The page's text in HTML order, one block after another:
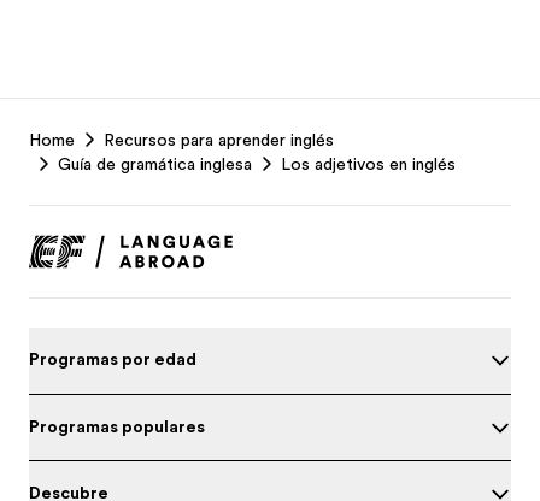
Footer
Home
Recursos para aprender inglés
Guía de gramática inglesa
Los adjetivos en inglés
Programas por edad
Programas populares
Descubre